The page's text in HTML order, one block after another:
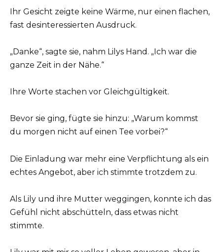
Ihr Gesicht zeigte keine Wärme, nur einen flachen,
fast desinteressierten Ausdruck.
„Danke“, sagte sie, nahm Lilys Hand. „Ich war die
ganze Zeit in der Nähe.“
Ihre Worte stachen vor Gleichgültigkeit.
Bevor sie ging, fügte sie hinzu: „Warum kommst
du morgen nicht auf einen Tee vorbei?“
Die Einladung war mehr eine Verpflichtung als ein
echtes Angebot, aber ich stimmte trotzdem zu.
Als Lily und ihre Mutter weggingen, konnte ich das
Gefühl nicht abschütteln, dass etwas nicht
stimmte.